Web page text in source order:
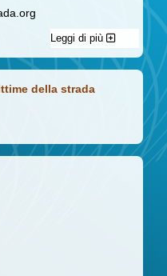
Leggi di più
della strada